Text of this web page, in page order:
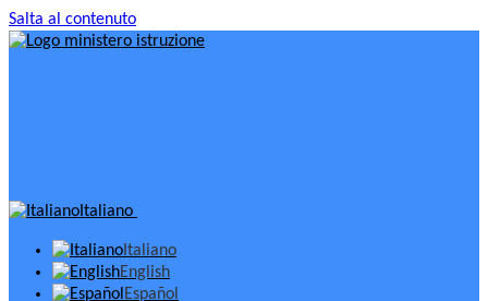
Salta al contenuto
Italiano
Italiano
English
Español